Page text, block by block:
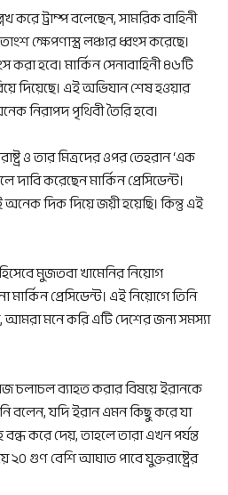
করে ট্রাম্প বলেছেন, সামরিক বাহিনী
ক্ষেপণাস্ত্র লঞ্চার ধ্বংস করেছে।
হবে। মার্কিন সেনাবাহিনী ৪৬টি
দিয়েছে। এই অভিযান শেষ হওয়ার
নিরাপদ পৃথিবী তৈরি হবে।
ও তার মিত্রদের ওপর তেহরান ‘এক
দাবি করেছেন মার্কিন প্রেসিডেন্ট।
দিক দিয়ে জয়ী হয়েছি। কিন্তু এই
মুজতবা খামেনির নিয়োগ
প্রেসিডেন্ট। এই নিয়োগে তিনি
আমরা মনে করি এটি দেশের জন্য সমস্যা
চলাচল ব্যাহত করার বিষয়ে ইরানকে
বলেন, যদি ইরান এমন কিছু করে যা
করে দেয়, তাহলে তারা এখন পর্যন্ত
গুণ বেশি আঘাত পাবে যুক্তরাষ্ট্রের